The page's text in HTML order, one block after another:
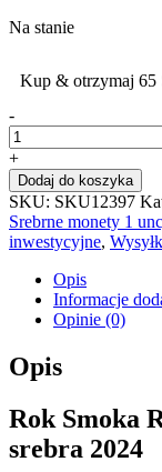
Na stanie
Kup & otrzymaj 65
-
+
Dodaj do koszyka
SKU: SKU12397
Srebrne monety 1
inwestycyjne,
Opis
Informacje
Opinie (0)
Opis
Rok Smoka
srebra 2024